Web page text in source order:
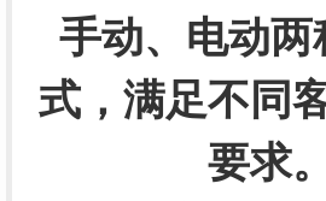
手动、电动两
式，满足不同
要求。